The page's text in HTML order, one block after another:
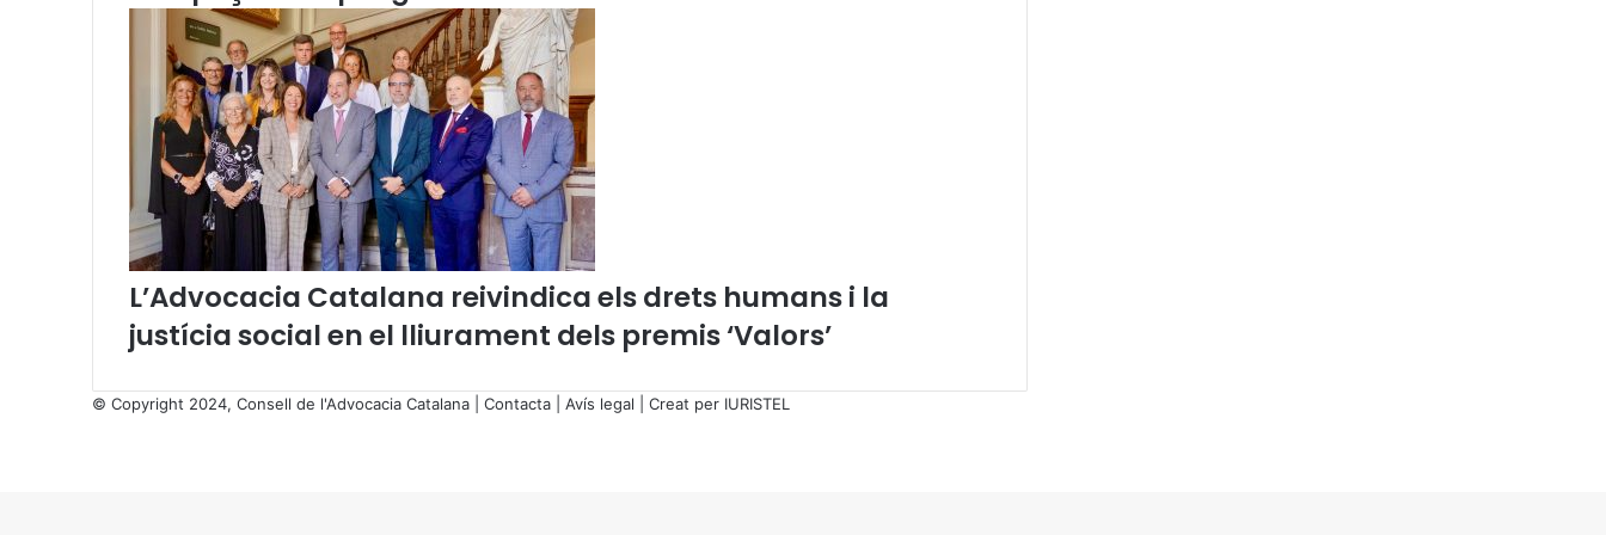
l
e
g
u
a
L’Advocacia Catalana reivindica els drets humans i la
justícia social en el lliurament dels premis ‘Valors’
© Copyright 2024, Consell de l'Advocacia Catalana | Contacta Avís legal | Creat per IURISTEL